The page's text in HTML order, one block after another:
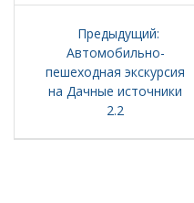
Навигация
по
записям
Предыдущий:
запись:
Автомобильно-
пешеходная экскурсия
на Дачные источники
2.2